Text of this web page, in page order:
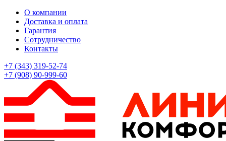
О компании
Доставка и оплата
Гарантия
Сотрудничество
Контакты
+7 (343) 319-52-74
+7 (908) 90-999-60